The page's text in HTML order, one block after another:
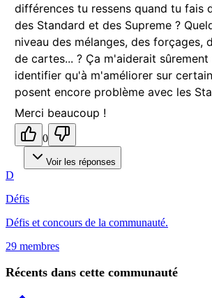
différences tu ressens quand tu fais
des Standard et des Supreme ?
niveau des mélanges, des forçages,
de cartes... ? Ça m'aiderait
identifier qu'à m'améliorer sur
posent encore problème avec les
Merci beaucoup !
0
Voir les réponses
D
Défis
Défis et concours de la communauté.
29 membres
Récents dans cette communauté